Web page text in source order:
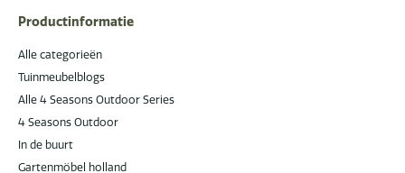
Productinformatie
Alle categorieën
Tuinmeubelblogs
Alle 4 Seasons Outdoor Series
4 Seasons Outdoor
In de buurt
Gartenmöbel holland